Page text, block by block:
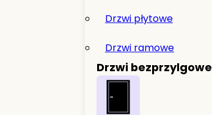
Drzwi płytowe
Drzwi ramowe
Drzwi bezprzylgowe